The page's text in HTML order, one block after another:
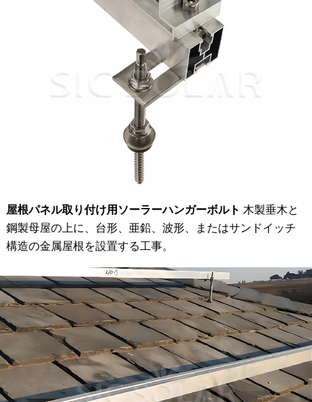
屋根パネル取り付け用ソーラーハンガーボルト 木製垂木と
鋼製母屋の上に、台形、亜鉛、波形、またはサンドイッチ
構造の金属屋根を設置する工事。